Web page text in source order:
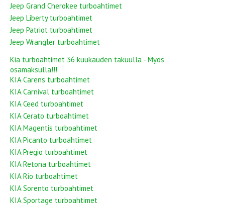
Jeep Grand Cherokee turboahtimet
Jeep Liberty turboahtimet
Jeep Patriot turboahtimet
Jeep Wrangler turboahtimet
Kia turboahtimet 36 kuukauden takuulla - Myös
osamaksulla!!!
KIA Carens turboahtimet
KIA Carnival turboahtimet
KIA Ceed turboahtimet
KIA Cerato turboahtimet
KIA Magentis turboahtimet
KIA Picanto turboahtimet
KIA Pregio turboahtimet
KIA Retona turboahtimet
KIA Rio turboahtimet
KIA Sorento turboahtimet
KIA Sportage turboahtimet